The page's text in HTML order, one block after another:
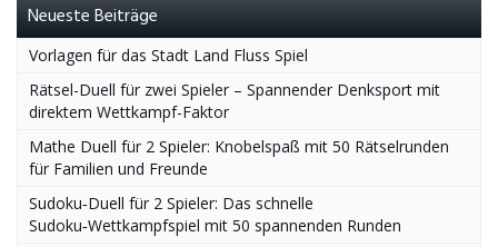
Neueste Beiträge
Vorlagen für das Stadt Land Fluss Spiel
Rätsel-Duell für zwei Spieler – Spannender Denksport mit
direktem Wettkampf-Faktor
Mathe Duell für 2 Spieler: Knobelspaß mit 50 Rätselrunden
für Familien und Freunde
Sudoku‑Duell für 2 Spieler: Das schnelle
Sudoku‑Wettkampfspiel mit 50 spannenden Runden